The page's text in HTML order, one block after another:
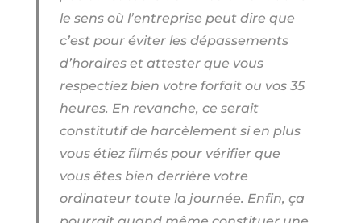
le sens où l’entreprise peut dire que
c’est pour éviter les dépassements
d’horaires et attester que vous
respectiez bien votre forfait ou vos 35
heures. En revanche, ce serait
constitutif de harcèlement si en plus
vous étiez filmés pour vérifier que
vous êtes bien derrière votre
ordinateur toute la journée. Enfin, ça